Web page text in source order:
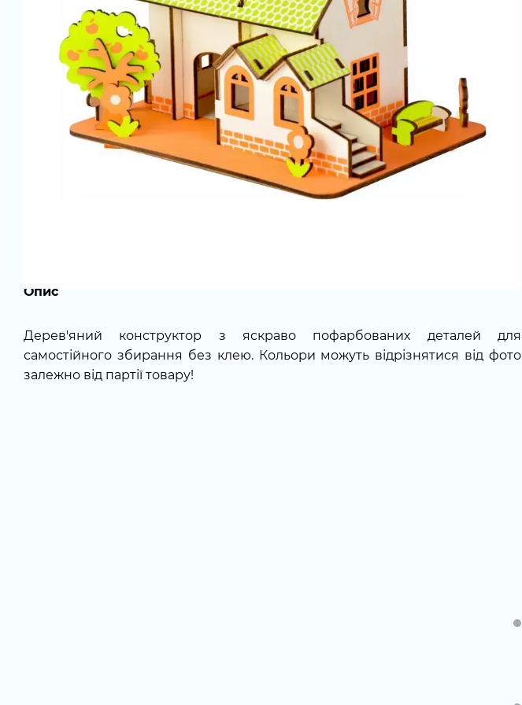
Опис
Дерев'яний конструктор з яскраво пофарбованих деталей для
самостійного збирання без клею. Кольори можуть відрізнятися від фото
залежно від партії товару!